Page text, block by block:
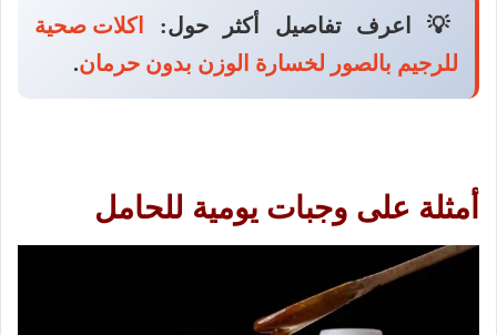
💡 اعرف تفاصيل أكثر حول:
اكلات صحية
للرجيم بالصور لخسارة الوزن بدون حرمان.
أمثلة على وجبات يومية للحامل